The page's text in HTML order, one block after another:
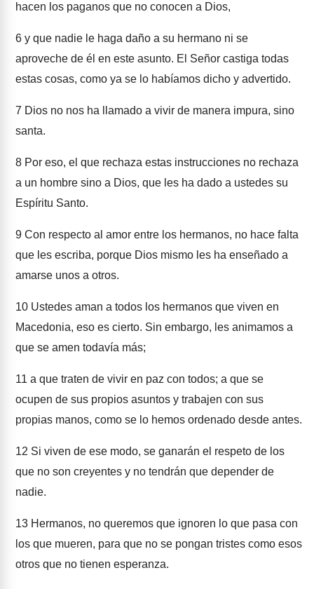
hacen los paganos que no conocen a Dios,
6 y que nadie le haga daño a su hermano ni se
aproveche de él en este asunto. El Señor castiga todas
estas cosas, como ya se lo habíamos dicho y advertido.
7 Dios no nos ha llamado a vivir de manera impura, sino
santa.
8 Por eso, el que rechaza estas instrucciones no rechaza
a un hombre sino a Dios, que les ha dado a ustedes su
Espíritu Santo.
9 Con respecto al amor entre los hermanos, no hace falta
que les escriba, porque Dios mismo les ha enseñado a
amarse unos a otros.
10 Ustedes aman a todos los hermanos que viven en
Macedonia, eso es cierto. Sin embargo, les animamos a
que se amen todavía más;
11 a que traten de vivir en paz con todos; a que se
ocupen de sus propios asuntos y trabajen con sus
propias manos, como se lo hemos ordenado desde antes.
12 Si viven de ese modo, se ganarán el respeto de los
que no son creyentes y no tendrán que depender de
nadie.
13 Hermanos, no queremos que ignoren lo que pasa con
los que mueren, para que no se pongan tristes como esos
otros que no tienen esperanza.